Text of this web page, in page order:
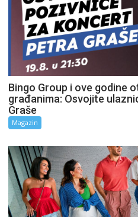
Bingo Group i ove godine
građanima: Osvojite
Graše
Magazin